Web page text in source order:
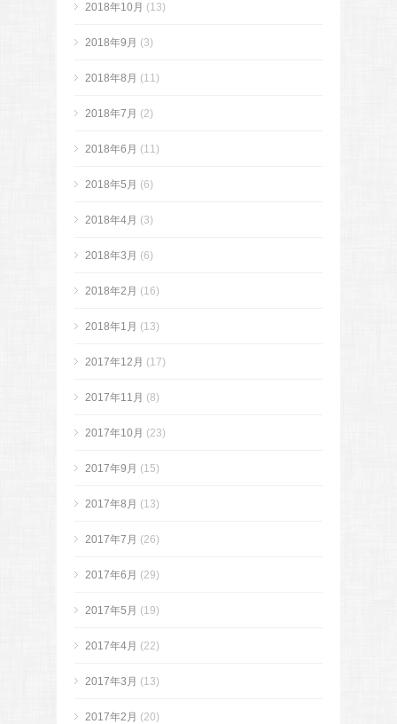
2018年10月 (13)
2018年9月 (3)
2018年8月 (11)
2018年7月 (2)
2018年6月 (11)
2018年5月 (6)
2018年4月 (3)
2018年3月 (6)
2018年2月 (16)
2018年1月 (13)
2017年12月 (17)
2017年11月 (8)
2017年10月 (23)
2017年9月 (15)
2017年8月 (13)
2017年7月 (26)
2017年6月 (29)
2017年5月 (19)
2017年4月 (22)
2017年3月 (13)
2017年2月 (20)